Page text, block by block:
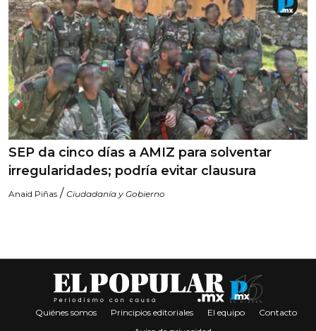
SEP da cinco días a AMIZ para solventar
irregularidades; podría evitar clausura
Anaid Piñas / Ciudadanía y Gobierno
Quiénes somos Principios editoriales El equipo
Contacto